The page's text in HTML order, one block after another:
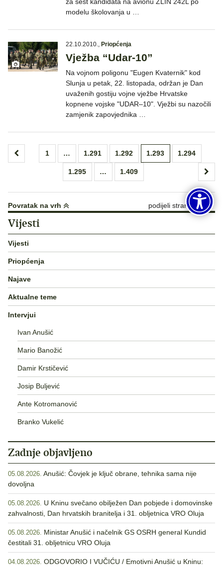
za šest kandidata na avionu ZLIN 242L po
modelu školovanja u …
22.10.2010., Priopćenja
Vježba “Udar-10”
Na vojnom poligonu "Eugen Kvaternik" kod
Slunja u petak, 22. listopada, održan je Dan
uvaženih gostiju vojne vježbe Hrvatske
kopnene vojske "UDAR–10". Vježbi su nazočili
zamjenik zapovjednika …
Brojevi
1 … 1.291 1.292 1.293 1.294
1.295 … 1.409
Povratak na vrh podijeli stranicu:
Vijesti
Vijesti
Priopćenja
Najave
Aktualne teme
Intervjui
Ivan Anušić
Mario Banožić
Damir Krstičević
Josip Buljević
Ante Kotromanović
Branko Vukelić
Zadnje objavljeno
05.08.2026. Anušić: Čovjek je ključ obrane, tehnika sama nije
dovoljna
05.08.2026. U Kninu svečano obilježen Dan pobjede i domovinske
zahvalnosti, Dan hrvatskih branitelja i 31. obljetnica VRO Oluja
05.08.2026. Ministar Anušić i načelnik GS OSRH general Kundid
čestitali 31. obljetnicu VRO Oluja
04.08.2026. ODGOVORIO I VUČIĆU / Emotivni Anušić u Kninu: